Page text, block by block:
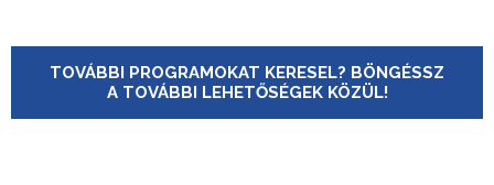
TOVÁBBI PROGRAMOKAT KERESEL? BÖNGÉSSZ
A TOVÁBBI LEHETŐSÉGEK KÖZÜL!